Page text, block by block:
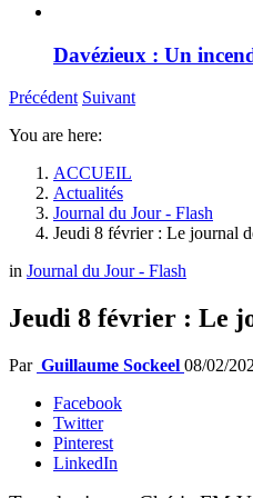
Davézieux : Un
Précédent Suivant
You are here:
ACCUEIL
Actualités
Journal du Jour - Flash
Jeudi 8 février : Le journal
in Journal du Jour - Flash
Jeudi 8 février : Le
Par Guillaume Sockeel 08/02/
Facebook
Twitter
Pinterest
LinkedIn